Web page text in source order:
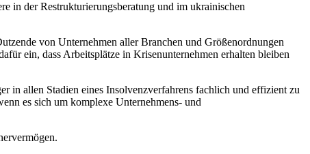
in der Restrukturierungsberatung und im ukrainischen
von Unternehmen aller Branchen und Größenordnungen
ein, dass Arbeitsplätze in Krisenunternehmen erhalten bleiben
in allen Stadien eines Insolvenzverfahrens fachlich und effizient zu
es sich um komplexe Unternehmens- und